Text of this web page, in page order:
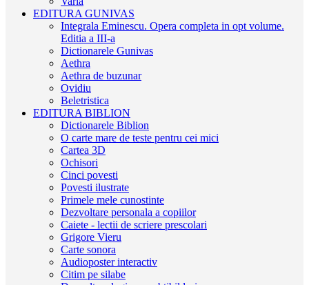
EDITURA GUNIVAS
Integrala Eminescu. Opera completa in opt volume.
Editia a III-a
Dictionarele Gunivas
Aethra
Aethra de buzunar
Ovidiu
Beletristica
EDITURA BIBLION
Dictionarele Biblion
O carte mare de teste pentru cei mici
Cartea 3D
Ochisori
Cinci povesti
Povesti ilustrate
Primele mele cunostinte
Dezvoltare personala a copiilor
Caiete - lectii de scriere prescolari
Grigore Vieru
Carte sonora
Audioposter interactiv
Citim pe silabe